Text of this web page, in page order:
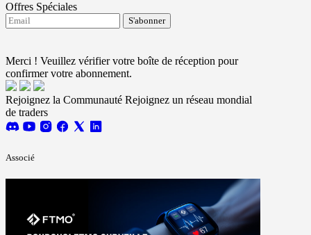
Offres Spéciales
S'abonner
Merci ! Veuillez vérifier votre boîte de réception pour
confirmer votre abonnement.
Rejoignez la Communauté Rejoignez un réseau mondial
de traders
Associé